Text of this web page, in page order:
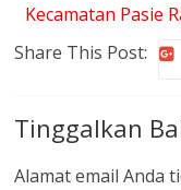
Kecamatan Pasie
Share This Post:
Tinggalkan
Alamat email Anda